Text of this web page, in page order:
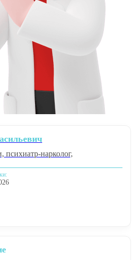
психиатр-нарколог,